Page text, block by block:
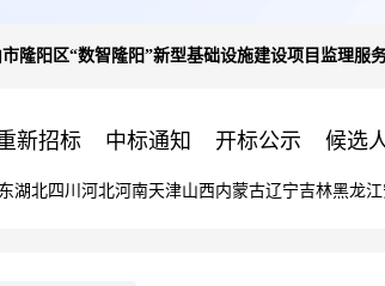
隆阳区“数智隆阳”新型基础设施建设项目监理服
新招标 中标通知 开标公示 候选
湖北四川 河北河南天津山西内蒙古辽宁吉林黑龙江